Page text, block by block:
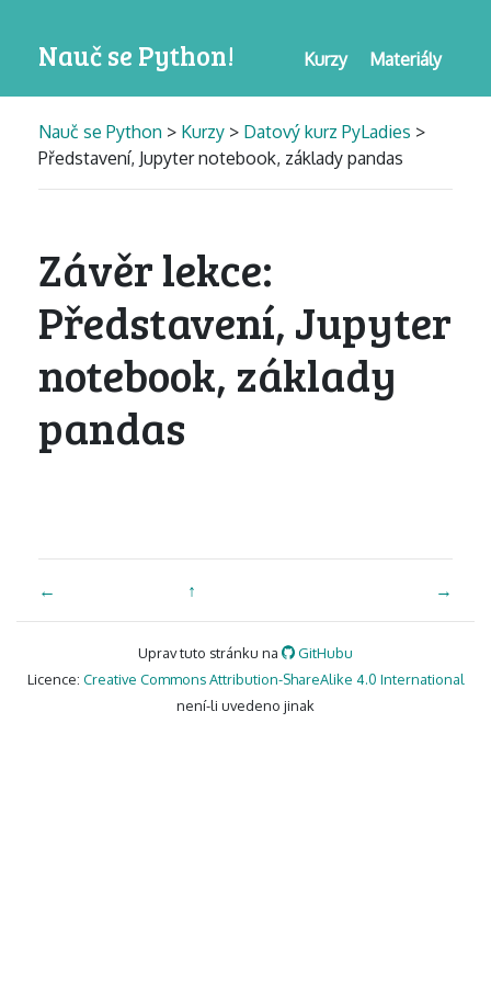
Nauč se Python! Materiály
Kurzy
Nauč se Python > Kurzy > Datový kurz PyLadies >
Představení, Jupyter notebook, základy pandas
Závěr lekce:
Představení, Jupyter
notebook, základy
pandas
← ↑ →
Uprav tuto stránku na
GitHubu
Licence: Creative Commons Attribution-ShareAlike 4.0 International
není-li uvedeno jinak